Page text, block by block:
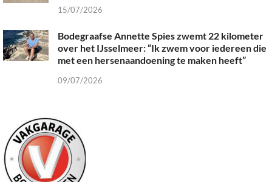
15/07/2026
Bodegraafse Annette Spies zwemt 22 kilometer
over het IJsselmeer: “Ik zwem voor iedereen die
met een hersenaandoening te maken heeft”
09/07/2026